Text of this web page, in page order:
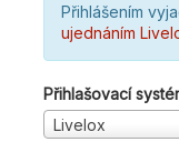
Přihlášením
ujednáním
Přihlašovací
Livelox